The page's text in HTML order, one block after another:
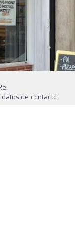
de contacto